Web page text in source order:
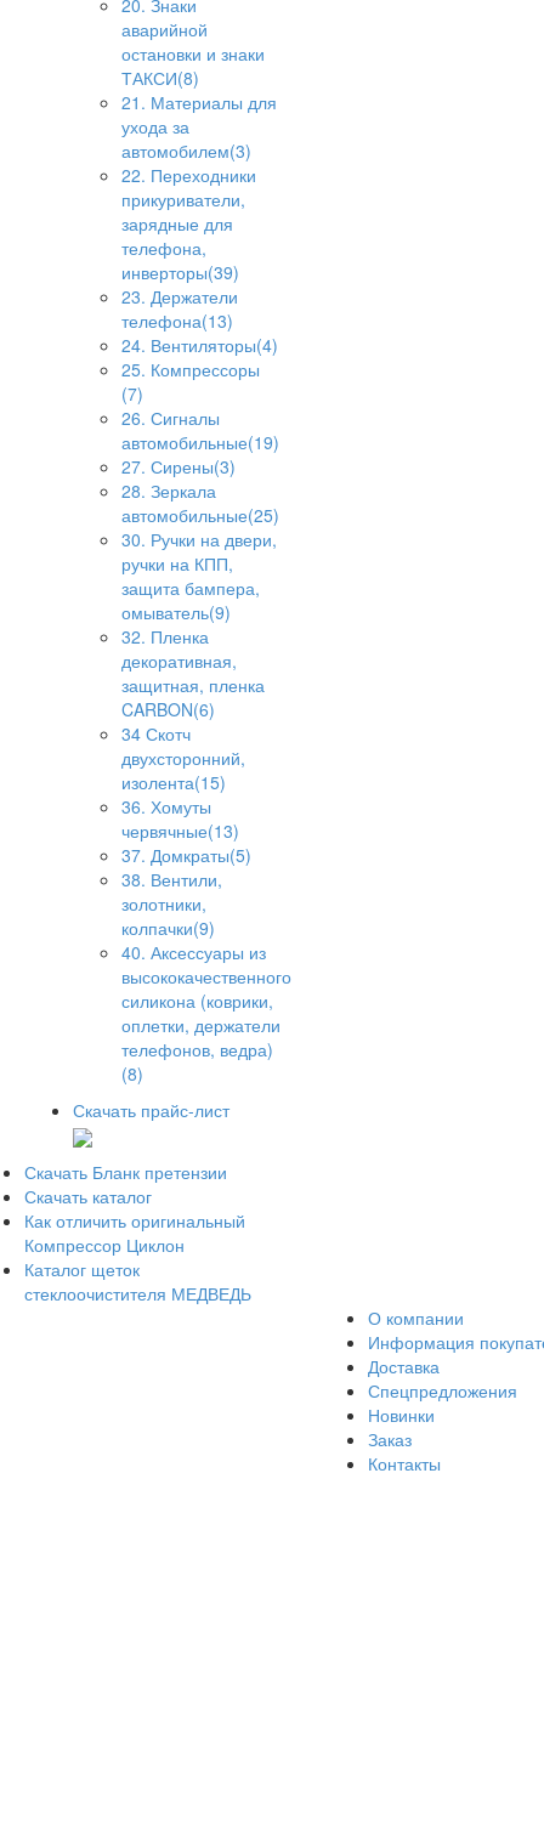
20. Знаки
аварийной
остановки и знаки
ТАКСИ(8)
21. Материалы для
ухода за
автомобилем(3)
22. Переходники
прикуриватели,
зарядные для
телефона,
инверторы(39)
23. Держатели
телефона(13)
24. Вентиляторы(4)
25. Компрессоры
(7)
26. Сигналы
автомобильные(19)
27. Сирены(3)
28. Зеркала
автомобильные(25)
30. Ручки на двери,
ручки на КПП,
защита бампера,
омыватель(9)
32. Пленка
декоративная,
защитная, пленка
CARBON(6)
34 Скотч
двухсторонний,
изолента(15)
36. Хомуты
червячные(13)
37. Домкраты(5)
38. Вентили,
золотники,
колпачки(9)
40. Аксессуары из
высококачественного
силикона (коврики,
оплетки, держатели
телефонов, ведра)
(8)
Скачать прайс-лист
Скачать Бланк претензии
Скачать каталог
Как отличить оригинальный
Компрессор Циклон
Каталог щеток
стеклоочистителя МЕДВЕДЬ
О компании
Информация
Доставка
Спецпредложения
Новинки
Заказ
Контакты